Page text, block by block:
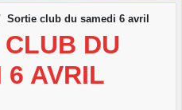
Sortie club du samedi 6 avril
DU
6 AVRIL